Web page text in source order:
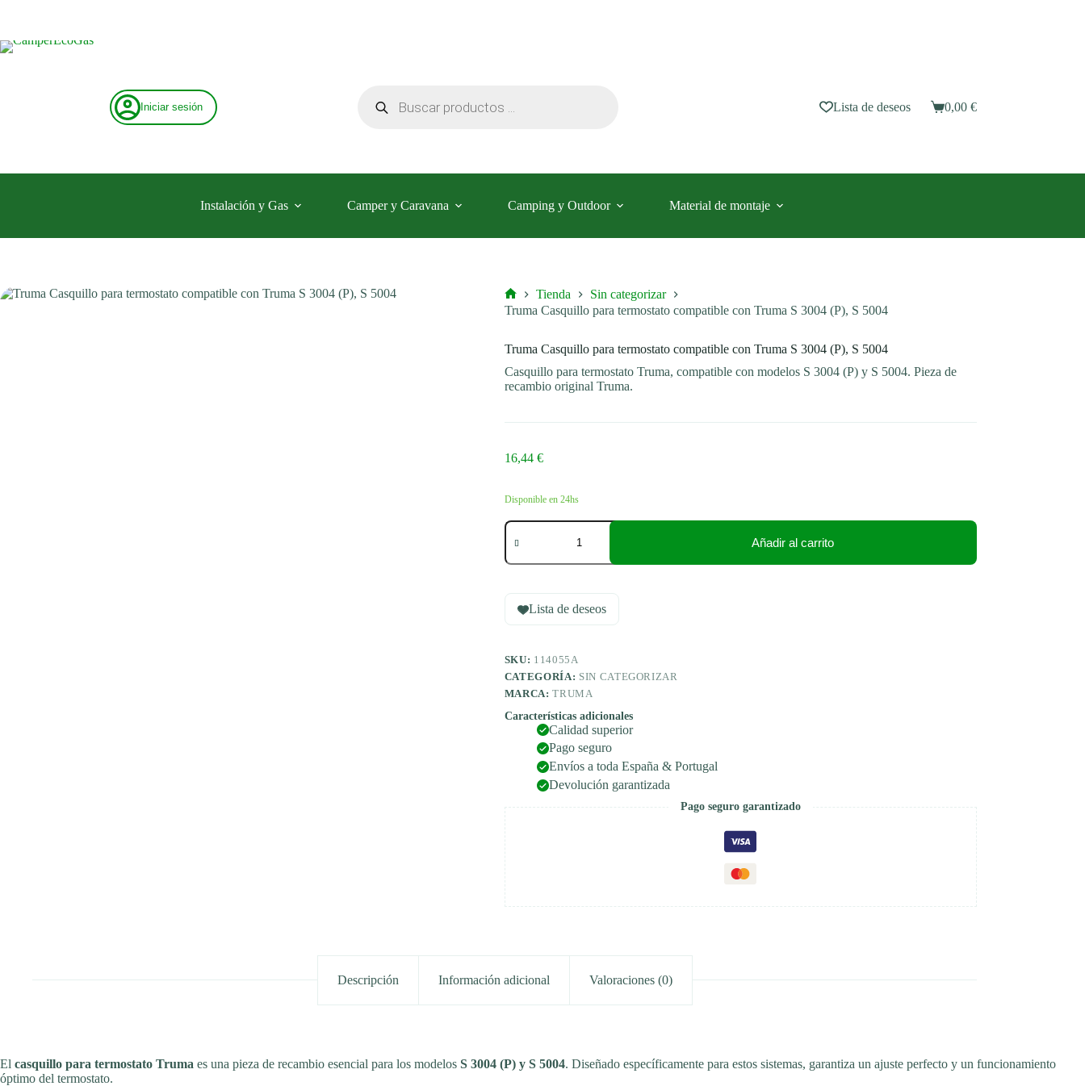
5004
Iniciar sesión
productos
Lista de deseos
Carro
0,00 €
Instalación y Gas Camper y Caravana Camping y Outdoor Material de montaje
Inicio
Tienda
Sin categorizar
Truma Casquillo para termostato compatible con Truma S 3004 (P), S 5004
Truma Casquillo para termostato compatible con Truma S 3004 (P), S 5004
Casquillo para termostato Truma, compatible con modelos S 3004 (P) y S 5004. Pieza de
recambio original Truma.
16,44 €
Disponible en 24hs
Truma
Casquillo
termostato
con
Truma
S
S
5004
cantidad
Añadir al carrito
Lista de deseos
SKU: 114055A
CATEGORÍA: SIN CATEGORIZAR
MARCA:TRUMA
Características adicionales
Calidad superior
Pago seguro
Envíos a toda España & Portugal
Devolución garantizada
Pago seguro garantizado
Descripción Información adicional Valoraciones (0)
El casquillo para termostato Truma es una pieza de recambio esencial para los modelos S 3004 (P) y S 5004. Diseñado específicamente para estos sistemas, garantiza un ajuste perfecto y un funcionamiento
óptimo del termostato.